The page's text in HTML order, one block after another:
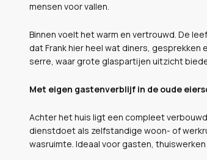
mensen voor vallen.
Binnen voelt het warm en vertrouwd. De
dat Frank hier heel wat diners,
serre, waar grote glaspartijen uitzicht
Met eigen gastenverblijf in de oude
Achter het huis ligt een compleet
dienstdoet als zelfstandige woon- of
wasruimte. Ideaal voor gasten,